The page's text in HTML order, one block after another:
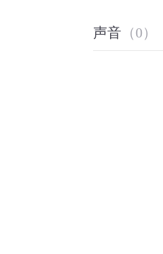
声音 （0）